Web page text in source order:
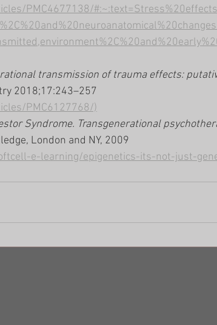
PMC4677138/
transmission of trauma effects:
2018;17:243–257
PMC6127768/)
Syndrome. Transgenerational
London and NY, 2009
e-learning/epigenetics-its-not-just-